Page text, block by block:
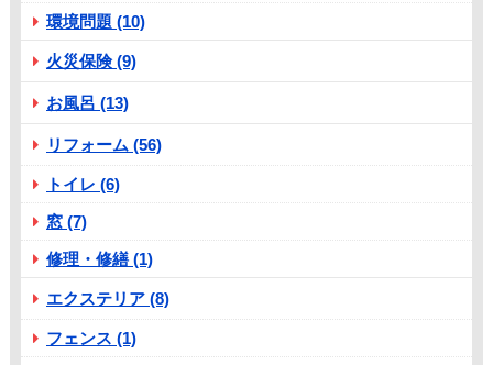
環境問題 (10)
火災保険 (9)
お風呂 (13)
リフォーム (56)
トイレ (6)
窓 (7)
修理・修繕 (1)
エクステリア (8)
フェンス (1)